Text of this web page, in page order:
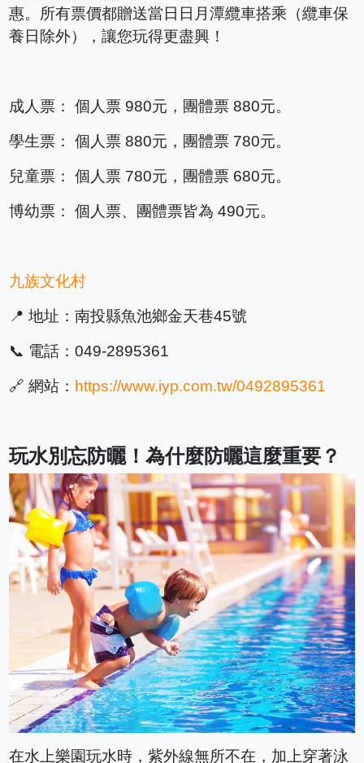
惠。所有票價都贈送當日日月潭纜車搭乘（纜車保
養日除外），讓您玩得更盡興！
成人票： 個人票 980元，團體票 880元。
學生票： 個人票 880元，團體票 780元。
兒童票： 個人票 780元，團體票 680元。
博幼票： 個人票、團體票皆為 490元。
九族文化村
📍 地址：南投縣魚池鄉金天巷45號
📞 電話：049-2895361
🔗 網站： https://www.iyp.com.tw/0492895361
玩水別忘防曬！為什麼防曬這麼重要？
在水上樂園玩水時，紫外線無所不在，加上穿著泳